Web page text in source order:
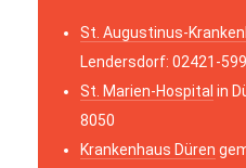
St. Augustinus-
Lendersdorf: 02421-
St. Marien-Hospital in
8050
Krankenhaus Düren